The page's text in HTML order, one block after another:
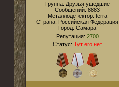
Группа: Друзья ушедшие
Сообщений: 8883
Металлодетектор: terra
Страна: Российская Федерация
Город: Cамара
Репутация: 2700
Статус: Тут его нет